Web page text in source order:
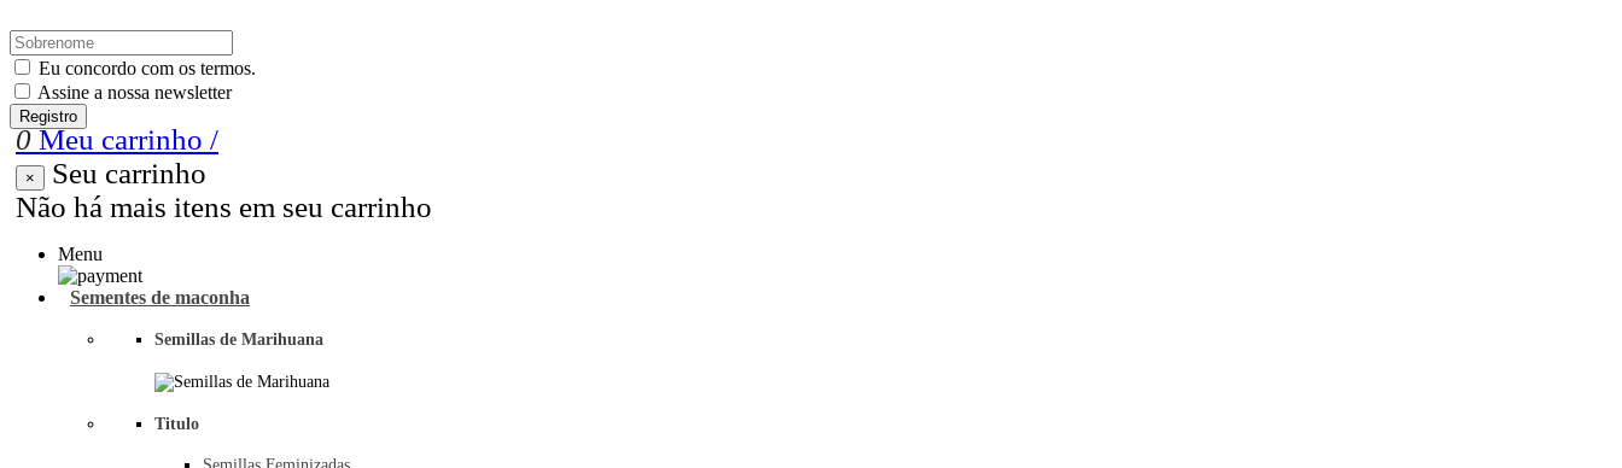
Eu concordo com os termos.
Assine a nossa newsletter
Registro
0 Meu carrinho /
×
Seu carrinho
Não há mais itens em seu carrinho
Menu
Sementes de maconha
Semillas de Marihuana
Titulo